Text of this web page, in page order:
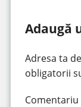
Adaugă
Adresa ta
obligatorii
Comentariu